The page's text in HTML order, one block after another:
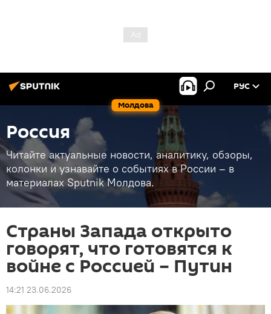
Молдова
РУС
Россия
Читайте актуальные новости, аналитику, обзоры,
колонки и узнавайте о событиях в России – в
материалах Sputnik Молдова.
Страны Запада открыто
говорят, что готовятся к
войне с Россией – Путин
14:21 23.06.2026